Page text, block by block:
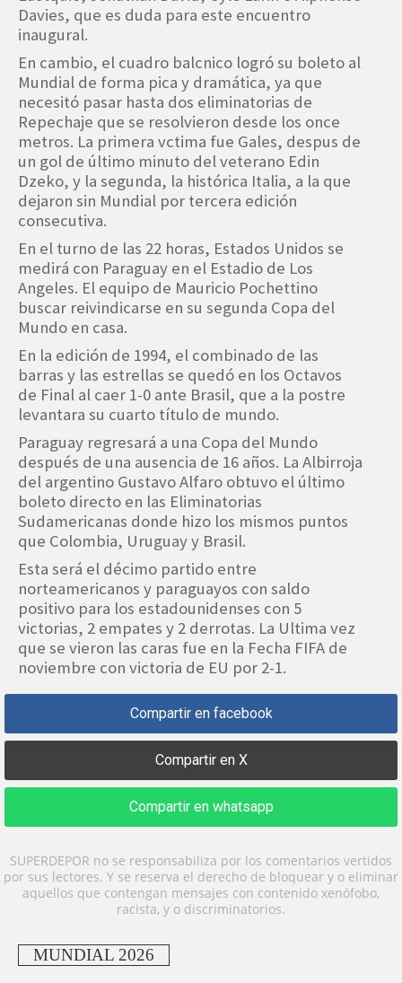
Davies, que es duda para este encuentro
inaugural.
En cambio, el cuadro balcnico logró su boleto al
Mundial de forma pica y dramática, ya que
necesitó pasar hasta dos eliminatorias de
Repechaje que se resolvieron desde los once
metros. La primera vctima fue Gales, despus de
un gol de último minuto del veterano Edin
Dzeko, y la segunda, la histórica Italia, a la que
dejaron sin Mundial por tercera edición
consecutiva.
En el turno de las 22 horas, Estados Unidos se
medirá con Paraguay en el Estadio de Los
Angeles. El equipo de Mauricio Pochettino
buscar reivindicarse en su segunda Copa del
Mundo en casa.
En la edición de 1994, el combinado de las
barras y las estrellas se quedó en los Octavos
de Final al caer 1-0 ante Brasil, que a la postre
levantara su cuarto título de mundo.
Paraguay regresará a una Copa del Mundo
después de una ausencia de 16 años. La Albirroja
del argentino Gustavo Alfaro obtuvo el último
boleto directo en las Eliminatorias
Sudamericanas donde hizo los mismos puntos
que Colombia, Uruguay y Brasil.
Esta será el décimo partido entre
norteamericanos y paraguayos con saldo
positivo para los estadounidenses con 5
victorias, 2 empates y 2 derrotas. La Ultima vez
que se vieron las caras fue en la Fecha FIFA de
noviembre con victoria de EU por 2-1.
Compartir en facebook
Compartir en X
Compartir en whatsapp
SUPERDEPOR no se responsabiliza por los comentarios vertidos
por sus lectores. Y se reserva el derecho de bloquear y o eliminar
aquellos que contengan mensajes con contenido xenófobo,
racista, y o discriminatorios.
MUNDIAL 2026